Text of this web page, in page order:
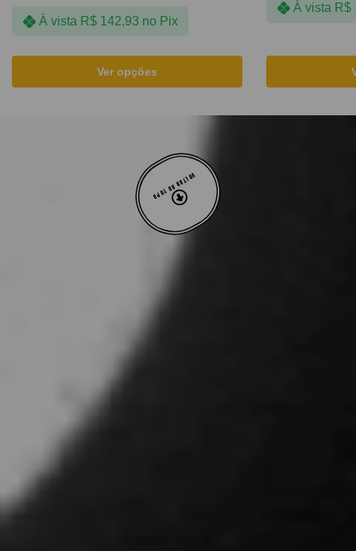
À vista R$142,93 no Pix
Ver opções
À vista R$
VOLTAR AO TOPO